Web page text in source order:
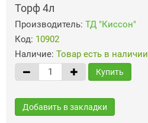
Торф 4л
Производитель: ТД "Киссон"
Код: 10902
Наличие: Товар есть в наличии
Купить
Добавить в закладки